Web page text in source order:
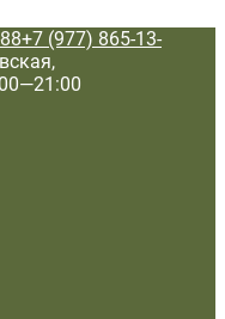
+7 (977) 865-13-